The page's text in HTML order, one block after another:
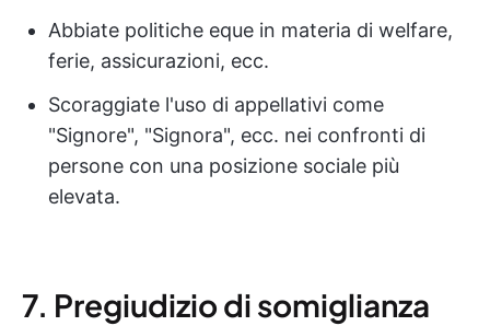
Abbiate politiche eque in materia di welfare,
ferie, assicurazioni, ecc.
Scoraggiate l'uso di appellativi come
"Signore", "Signora", ecc. nei confronti di
persone con una posizione sociale più
elevata.
7. Pregiudizio di somiglianza